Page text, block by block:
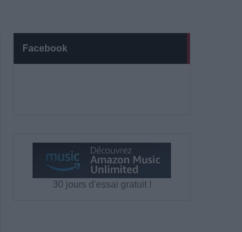
Facebook
30 jours d'essai gratuit !